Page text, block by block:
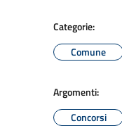
Categorie:
Comune
Argomenti:
Concorsi